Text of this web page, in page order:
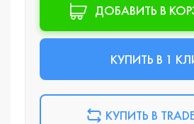
ДОБАВИТЬ В
КУПИТЬ В 1
КУПИТЬ В